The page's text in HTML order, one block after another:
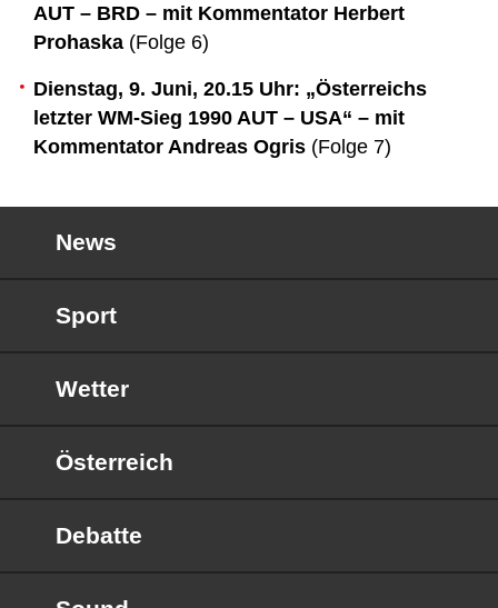
AUT – BRD – mit Kommentator Herbert
Prohaska (Folge 6)
Dienstag, 9. Juni, 20.15 Uhr: „Österreichs
letzter WM-Sieg 1990 AUT – USA“ – mit
Kommentator Andreas Ogris (Folge 7)
News
Sport
Wetter
Österreich
Debatte